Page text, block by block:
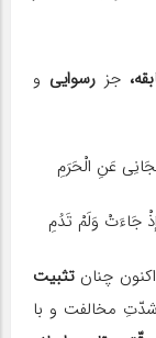
جز رسوایی و
عَنِ الْحَرَمِ
جَاءَتْ وَلَمْ تَدُمِ
اکنون چنان تثبیت
شدّتِ مخالفت و با